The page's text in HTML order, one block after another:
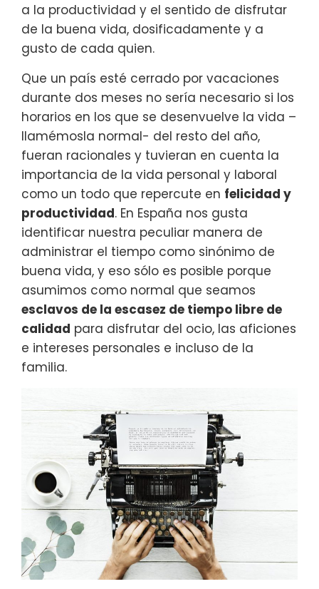
a la productividad y el sentido de disfrutar
de la buena vida, dosificadamente y a
gusto de cada quien.
Que un país esté cerrado por vacaciones
durante dos meses no sería necesario si los
horarios en los que se desenvuelve la vida –
llamémosla normal- del resto del año,
fueran racionales y tuvieran en cuenta la
importancia de la vida personal y laboral
como un todo que repercute en felicidad y
productividad. En España nos gusta
identificar nuestra peculiar manera de
administrar el tiempo como sinónimo de
buena vida, y eso sólo es posible porque
asumimos como normal que seamos
esclavos de la escasez de tiempo libre de
calidad para disfrutar del ocio, las aficiones
e intereses personales e incluso de la
familia.